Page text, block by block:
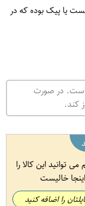
یا پیک بوده که در
است. در صورت
کند.
توانید این کالا را
اینجا خالیست
را اضافه کنید